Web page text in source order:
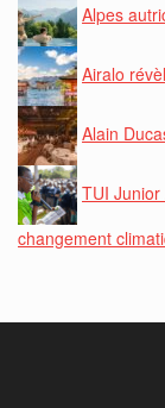
Alpes
Airalo
Alain
TUI
changement